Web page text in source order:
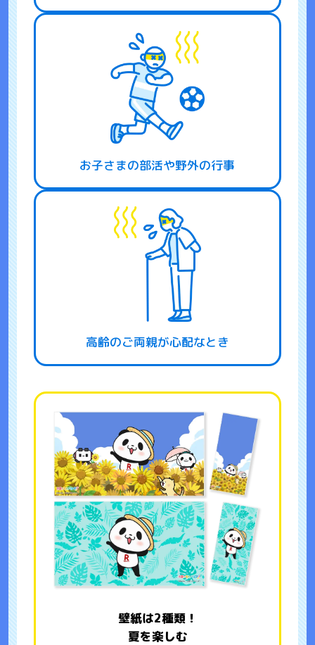
お子さまの部活や野外の行事
高齢のご両親が心配なとき
壁紙は2種類！
夏を楽しむ